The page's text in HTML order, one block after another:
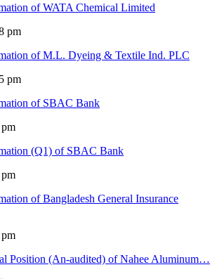
of WATA Chemical Limited
pm
of M.L. Dyeing & Textile Ind. PLC
pm
of SBAC Bank
(Q1) of SBAC Bank
of Bangladesh General Insurance
Position (An-audited) of Nahee Aluminum…